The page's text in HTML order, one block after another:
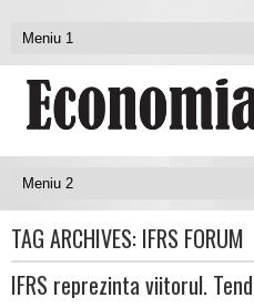
TAG ARCHIVES: IFRS FORUM
IFRS reprezinta viitorul.